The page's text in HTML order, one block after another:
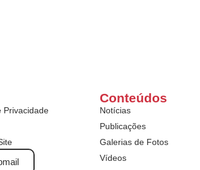
Privacidade
Conteúdos
Notícias
Publicações
Galerias de Fotos
Vídeos